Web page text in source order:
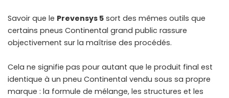
Savoir que le Prevensys 5 sort des mêmes outils que
certains pneus Continental grand public rassure
objectivement sur la maîtrise des procédés.
Cela ne signifie pas pour autant que le produit final est
identique à un pneu Continental vendu sous sa propre
marque : la formule de mélange, les structures et les